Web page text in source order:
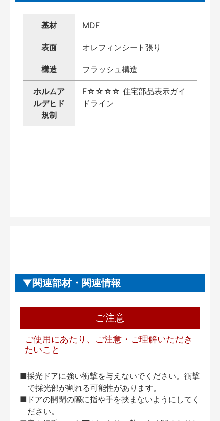
基材 MDF
表面 オレフィンシート張り
構造 フラッシュ構造
ホルムア
ルデヒド
規制
F☆☆☆☆ 住宅部品表示ガイ
ドライン
関連部材・関連情報
ご注意
ご使用にあたり、ご注意・ご理解いただき
たいこと
■採光ドアに強い衝撃を与えないでください。衝撃
で採光部が割れる可能性があります。
■ドアの開閉の際に指や手を挟まないようにしてく
ださい。